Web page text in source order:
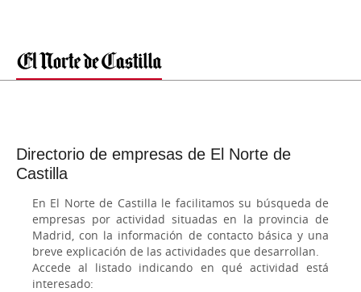
Directorio de empresas de El Norte de
Castilla
En El Norte de Castilla le facilitamos su búsqueda de
empresas por actividad situadas en la provincia de
Madrid, con la información de contacto básica y una
breve explicación de las actividades que desarrollan.
Accede al listado indicando en qué actividad está
interesado: